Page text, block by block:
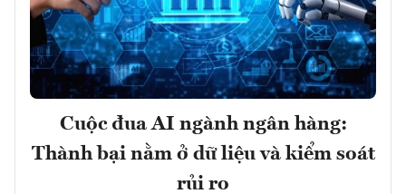
Cuộc đua AI ngành ngân hàng:
Thành bại nằm ở dữ liệu và kiểm soát
rủi ro